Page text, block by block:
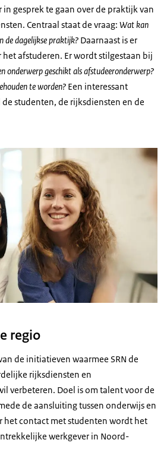
gesprek te gaan over de praktijk van
Centraal staat de vraag: Wat kan
de dagelijkse praktijk? Daarnaast is er
afstuderen. Er wordt stilgestaan bij
onderwerp geschikt als afstudeeronderwerp?
te worden? Een interessant
studenten, de rijksdiensten en de
regio
de initiatieven waarmee SRN de
rijksdiensten en
verbeteren. Doel is om talent voor de
de aansluiting tussen onderwijs en
het contact met studenten wordt het
werkgever in Noord-